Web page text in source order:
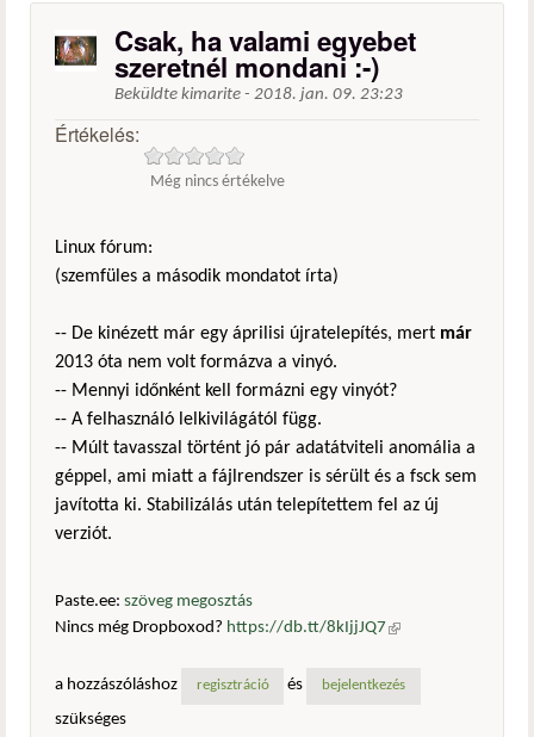
Csak, ha valami egyebet
szeretnél mondani :-)
Beküldte kimarite - 2018. jan. 09. 23:23
Értékelés:
Még nincs értékelve
Linux fórum:
(szemfüles a második mondatot írta)
-- De kinézett már egy áprilisi újratelepítés, mert már
2013 óta nem volt formázva a vinyó.
-- Mennyi időnként kell formázni egy vinyót?
-- A felhasználó lelkivilágától függ.
-- Múlt tavasszal történt jó pár adatátviteli anomália a
géppel, ami miatt a fájlrendszer is sérült és a fsck sem
javította ki. Stabilizálás után telepítettem fel az új
verziót.
Paste.ee: szöveg megosztás
Nincs még Dropboxod? https://db.tt/8kIjjJQ7 (külső
a hozzászóláshoz
regisztráció és bejelentkezés
szükséges